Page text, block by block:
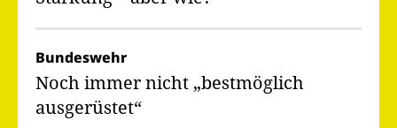
Bundeswehr
Noch immer nicht „bestmöglich
ausgerüstet“